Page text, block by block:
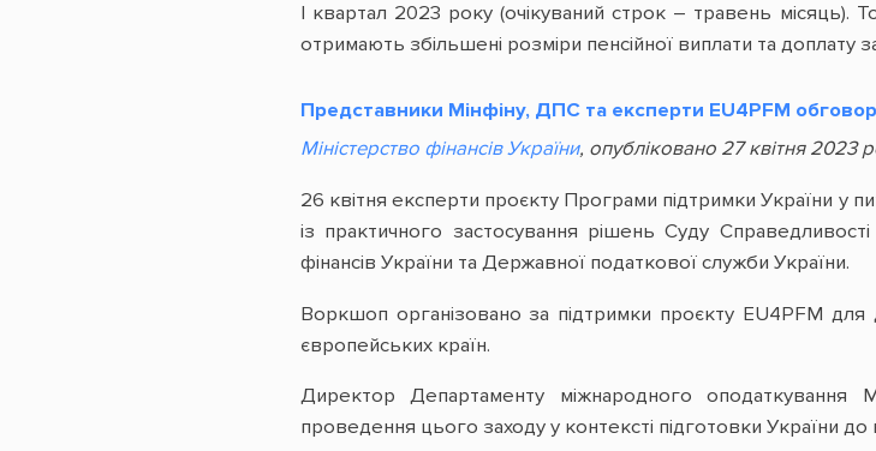
І квартал 2023 року (очікуваний строк – травень місяць).
отримають збільшені розміри пенсійної виплати та доплату
Представники Мінфіну, ДПС та експерти EU4PFM
Міністерство фінансів України, опубліковано 27 квітня 2023
26 квітня експерти проєкту Програми підтримки України у
із практичного застосування рішень Суду
фінансів України та Державної податкової служби України.
Воркшоп організовано за підтримки проєкту EU4PFM для
європейських країн.
Директор Департаменту міжнародного оподаткування
проведення цього заходу у контексті підготовки України до